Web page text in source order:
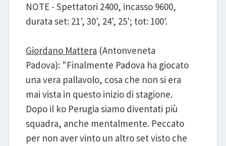
NOTE - Spettatori 2400, incasso 9600,
durata set: 21', 30', 24', 25'; tot: 100'.
Giordano Mattera (Antonveneta
Padova): "Finalmente Padova ha giocato
una vera pallavolo, cosa che non si era
mai vista in questo inizio di stagione.
Dopo il ko Perugia siamo diventati più
squadra, anche mentalmente. Peccato
per non aver vinto un altro set visto che